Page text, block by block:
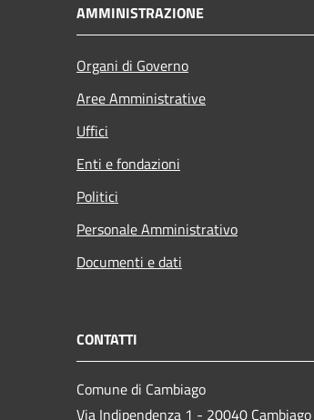
AMMINISTRAZIONE
Organi di Governo
Aree Amministrative
Uffici
Enti e fondazioni
Politici
Personale Amministrativo
Documenti e dati
CONTATTI
Comune di Cambiago
Via Indipendenza 1 - 20040 Cambiago